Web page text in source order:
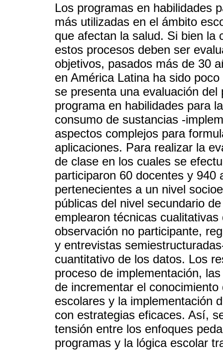
Los programas en habilidades
más utilizadas en el ámbito
que afectan la salud. Si bien la
estos procesos deben ser
objetivos, pasados más de 30
en América Latina ha sido
se presenta una evaluación
programa en habilidades para
consumo de sustancias -
aspectos complejos para
aplicaciones. Para realizar la
de clase en los cuales se
participaron 60 docentes y 940
pertenecientes a un nivel
públicas del nivel secundario
emplearon técnicas
observación no participante,
y entrevistas
cuantitativo de los datos. Los
proceso de implementación,
de incrementar el
escolares y la implementación
con estrategias eficaces. Así,
tensión entre los enfoques
programas y la lógica escolar